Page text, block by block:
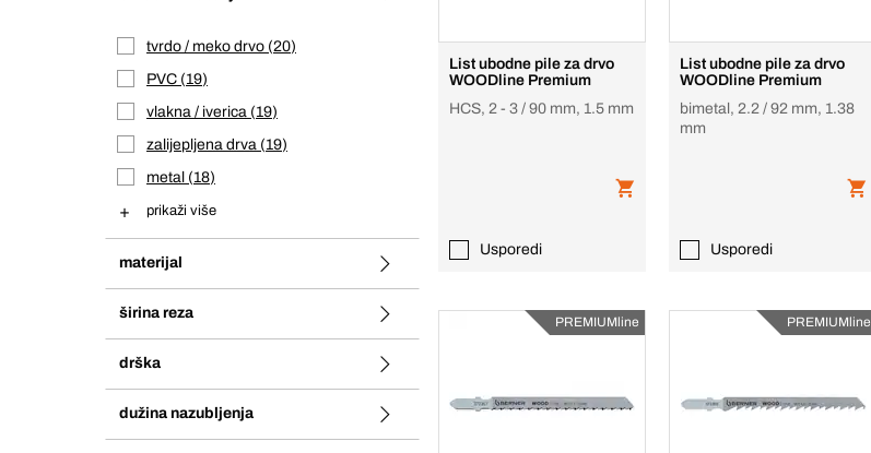
tvrdo / meko drvo 20
PVC 19
vlakna / iverica 19
zalijepljena drva 19
metal
18
prikaži više
materijal
širina reza
drška
dužina nazubljenja
List ubodne pile za drvo
WOODline Premium
HCS, 2 - 3 / 90 mm, 1.5 mm
Usporedi
List ubodne pile za drvo
WOODline Premium
bimetal, 2.2 / 92 mm, 1.38
mm
Usporedi
PREMIUMline PREMIUMline